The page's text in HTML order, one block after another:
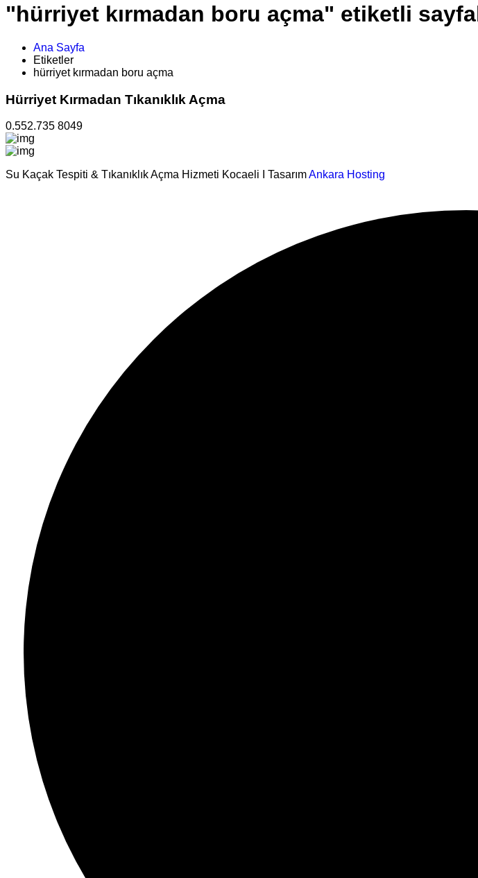
"hürriyet kırmadan boru açma" etiketli
Ana Sayfa
Etiketler
hürriyet kırmadan boru açma
Hürriyet Kırmadan Tıkanıklık Açma
0.552.735 8049
Su Kaçak Tespiti & Tıkanıklık Açma Hizmeti Kocaeli I TasarımAnkara Hosting